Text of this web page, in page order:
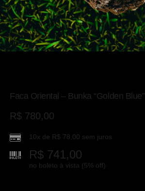
Faca Oriental – Bunka “Golden Blue”
R$ 780,00
10x de R$ 78,00 sem juros
R$ 741,00
no boleto à vista (5% off)